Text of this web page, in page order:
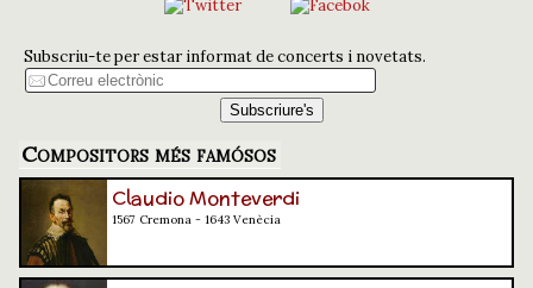
Subscriu-te per estar informat de concerts i novetats.
Compositors més famósos
Claudio Monteverdi
1567 Cremona - 1643 Venècia